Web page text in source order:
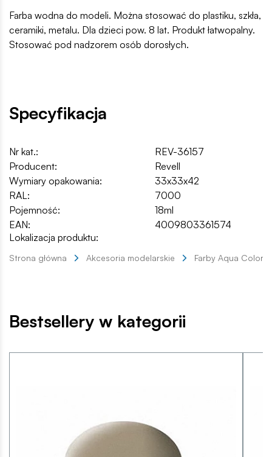
Farba wodna do modeli. Można stosować do plastiku, szkła,
ceramiki, metalu. Dla dzieci pow. 8 lat. Produkt łatwopalny.
Stosować pod nadzorem osób dorosłych.
Specyfikacja
Nr kat.:
REV-36157
Producent:
Revell
Wymiary opakowania:
33x33x42
RAL:
7000
Pojemność:
18ml
EAN:
4009803361574
Lokalizacja produktu:
Strona główna Akcesoria modelarskie Farby Aqua Color
Bestsellery w kategorii